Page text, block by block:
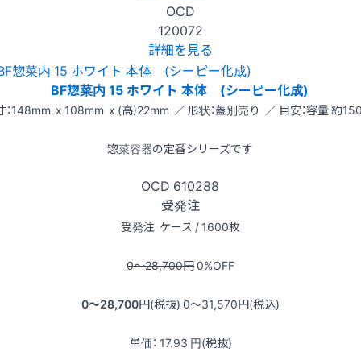
OCD
120072
詳細を見る
BF惣菜内 15 ホワイト 本体 (シーピー化成)
：148mm x 108mm x (高)22mm ／ 形状：蓋別売り ／ 目安：容量 約
惣菜容器の定番シリーズです
OCD 610288
受発注
受発注 ケース / 1600枚
0〜28,700円0%OFF
0〜28,700円(税抜) 0〜31,570円(税込)
単価： 17.93 円(税抜)